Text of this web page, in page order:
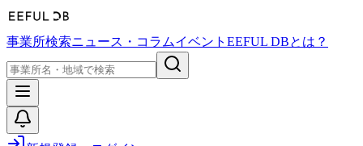
事業所検索ニュース・コラムイベント EEFUL DBとは？